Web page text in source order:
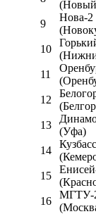
9
Нова-2
10
11
12
13
(Уфа)
14
15
16
МГТУ-